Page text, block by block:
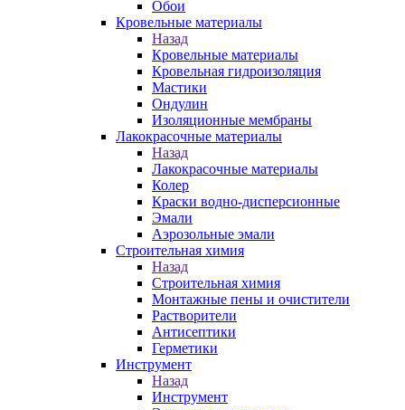
Обои
Кровельные материалы
Назад
Кровельные материалы
Кровельная гидроизоляция
Мастики
Ондулин
Изоляционные мембраны
Лакокрасочные материалы
Назад
Лакокрасочные материалы
Колер
Краски водно-дисперсионные
Эмали
Аэрозольные эмали
Строительная химия
Назад
Строительная химия
Монтажные пены и очистители
Растворители
Антисептики
Герметики
Инструмент
Назад
Инструмент